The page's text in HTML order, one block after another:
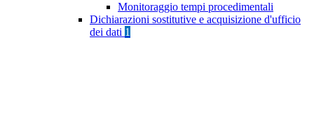
Monitoraggio tempi procedimentali
Dichiarazioni sostitutive e acquisizione d'ufficio
dei dati 1